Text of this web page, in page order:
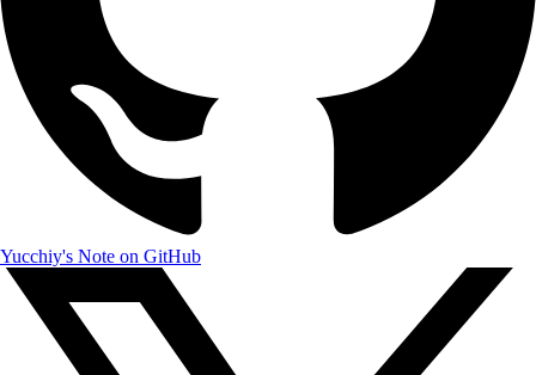
Yucchiy's Note on GitHub